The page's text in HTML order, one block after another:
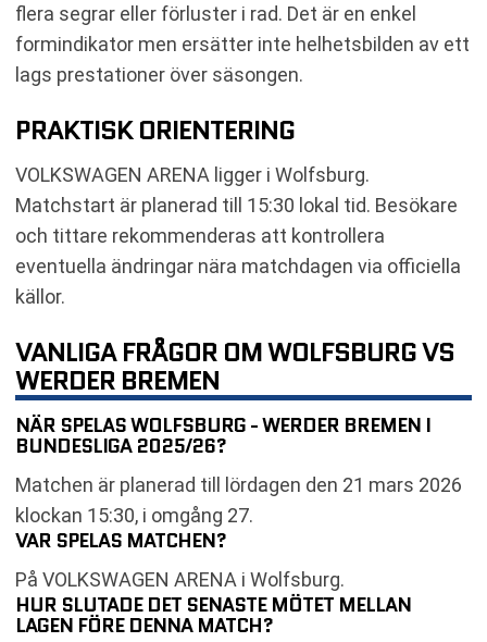
flera segrar eller förluster i rad. Det är en enkel
formindikator men ersätter inte helhetsbilden av ett
lags prestationer över säsongen.
PRAKTISK ORIENTERING
VOLKSWAGEN ARENA ligger i Wolfsburg.
Matchstart är planerad till 15:30 lokal tid. Besökare
och tittare rekommenderas att kontrollera
eventuella ändringar nära matchdagen via officiella
källor.
VANLIGA FRÅGOR OM WOLFSBURG VS
WERDER BREMEN
NÄR SPELAS WOLFSBURG - WERDER BREMEN I
BUNDESLIGA 2025/26?
Matchen är planerad till lördagen den 21 mars 2026
klockan 15:30, i omgång 27.
VAR SPELAS MATCHEN?
På VOLKSWAGEN ARENA i Wolfsburg.
HUR SLUTADE DET SENASTE MÖTET MELLAN
LAGEN FÖRE DENNA MATCH?